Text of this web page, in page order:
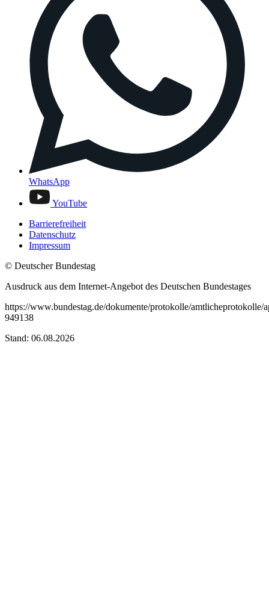
WhatsApp
YouTube
Barrierefreiheit
Datenschutz
Impressum
© Deutscher Bundestag
Ausdruck aus dem Internet-Angebot des Deutschen Bundestages
https://www.bundestag.de/dokumente/protokolle/amtlicheprotokolle/
949138
Stand: 06.08.2026